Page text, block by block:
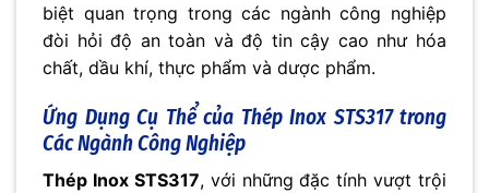
biệt quan trọng trong các ngành công nghiệp
đòi hỏi độ an toàn và độ tin cậy cao như hóa
chất, dầu khí, thực phẩm và dược phẩm.
Ứng Dụng Cụ Thể của Thép Inox STS317trong
Các Ngành Công Nghiệp
Thép Inox STS317, với những đặc tính vượt trội